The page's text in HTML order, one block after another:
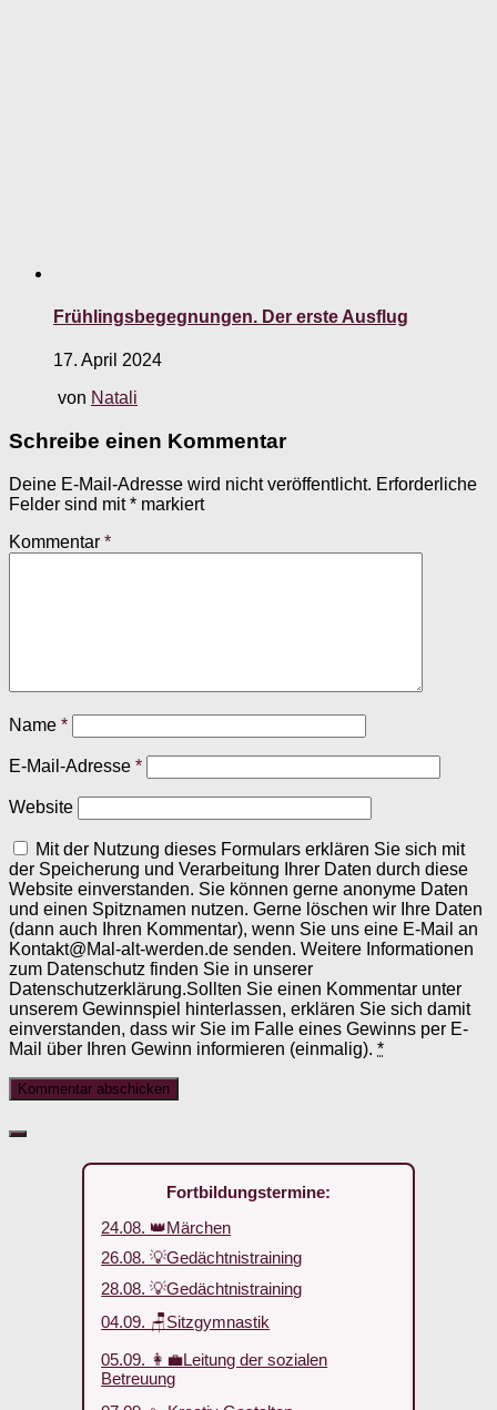
Frühlingsbegegnungen. Der erste Ausflug
17. April 2024
von Natali
Schreibe einen Kommentar
Deine E-Mail-Adresse wird nicht veröffentlicht. Erforderliche
Felder sind mit* markiert
Kommentar *
Name *
E-Mail-Adresse *
Website
Mit der Nutzung dieses Formulars erklären Sie sich mit
der Speicherung und Verarbeitung Ihrer Daten durch diese
Website einverstanden. Sie können gerne anonyme Daten
und einen Spitznamen nutzen. Gerne löschen wir Ihre Daten
(dann auch Ihren Kommentar), wenn Sie uns eine E-Mail an
Kontakt@Mal-alt-werden.de senden. Weitere Informationen
zum Datenschutz finden Sie in unserer
Datenschutzerklärung.Sollten Sie einen Kommentar unter
unserem Gewinnspiel hinterlassen, erklären Sie sich damit
einverstanden, dass wir Sie im Falle eines Gewinns per E-
Mail über Ihren Gewinn informieren (einmalig). *
Fortbildungstermine:
24.08. 👑Märchen
26.08. 💡Gedächtnistraining
28.08. 💡Gedächtnistraining
04.09. 🪑Sitzgymnastik
05.09. 👩‍💼Leitung der sozialen
Betreuung